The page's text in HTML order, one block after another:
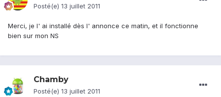
Posté(e) 13 juillet 2011
Merci, je l' ai installé dès l' annonce ce matin, et il fonctionne
bien sur mon NS
Chamby
Posté(e) 13 juillet 2011